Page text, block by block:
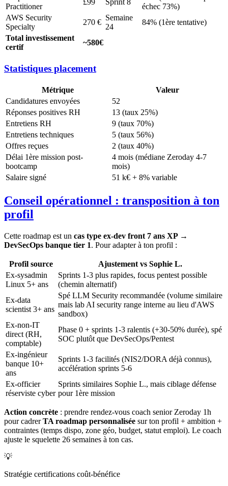
Practitioner
£99 Sprint 8
échec 73%)
AWS Security
Specialty
270 €
Semaine
24
84% (1ère tentative)
Total investissement
certif
~580€
Statistiques placement
Métrique
Valeur
Candidatures envoyées
52
Réponses positives RH
13 (taux 25%)
Entretiens RH
9 (taux 70%)
Entretiens techniques
5 (taux 56%)
Offres reçues
2 (taux 40%)
Délai 1ère mission post-
bootcamp
4 mois (médiane Zeroday 4-7
mois)
Salaire signé
51 k€ + 8% variable
Conseil opérationnel : transposition à ton
profil
Cette roadmap est un cas type ex-dev front 7 ans XP →
DevSecOps banque tier 1. Pour adapter à ton profil :
Profil source
Ajustement vs Sophie L.
Ex-sysadmin
Linux 5+ ans
Sprints 1-3 plus rapides, focus pentest possible
(chemin alternatif)
Ex-data
scientist 3+ ans
Spé LLM Security recommandée (volume similaire
mais lab AI security range interne au lieu d'AWS
sandbox)
Ex-non-IT
direct (RH,
comptable)
Phase 0 + sprints 1-3 ralentis (+30-50% durée), spé
SOC plutôt que DevSecOps/Pentest
Ex-ingénieur
banque 10+
ans
Sprints 1-3 facilités (NIS2/DORA déjà connus),
accélération sprints 5-6
Ex-officier
réserviste cyber
Sprints similaires Sophie L., mais ciblage défense
pour 1ère mission
Action concrète : prendre rendez-vous coach senior Zeroday 1h
pour cadrerTA roadmap personnalisée sur ton profil + ambition +
contraintes (temps dispo, zone géo, budget, statut emploi). Le coach
ajuste le squelette 26 semaines à ton cas.
💡
Stratégie certifications coût-bénéfice